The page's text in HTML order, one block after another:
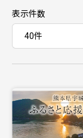
表示件数